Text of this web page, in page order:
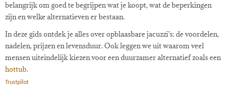
belangrijk om goed te begrijpen wat je koopt, wat de beperkingen
zijn en welke alternatieven er bestaan.
In deze gids ontdek je alles over opblaasbare jacuzzi’s: de voordelen,
nadelen, prijzen en levensduur. Ook leggen we uit waarom veel
mensen uiteindelijk kiezen voor een duurzamer alternatief zoals een
hottub.
Trustpilot